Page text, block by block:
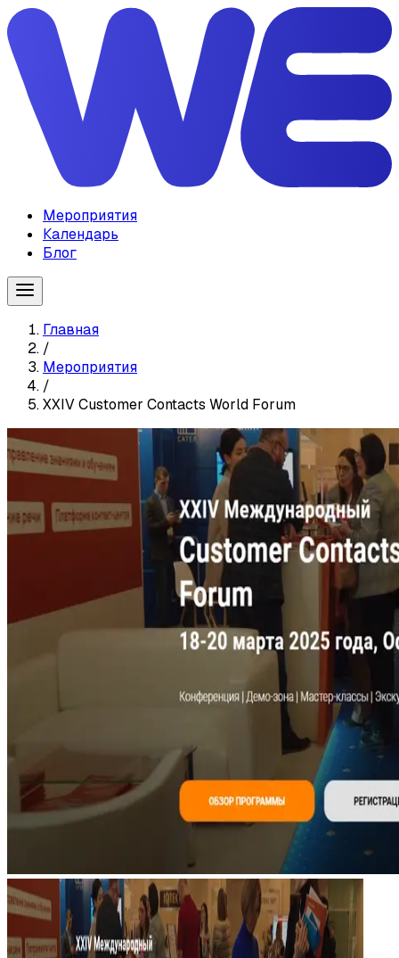
Мероприятия
Календарь
Блог
Главная
/
Мероприятия
/
XXIV Customer Contacts World Forum